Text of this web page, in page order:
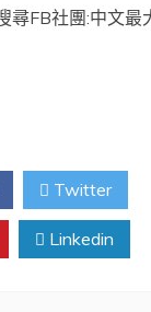
尋FB社團:中文最
Twitter
Linkedin